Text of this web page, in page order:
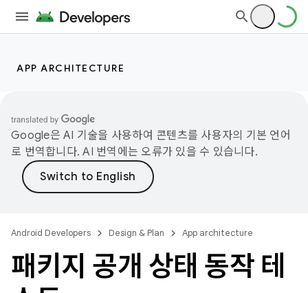
APP ARCHITECTURE
Google은 AI 기술을 사용하여 콘텐츠를 사용자의 기본 언어
로 번역합니다. AI 번역에는 오류가 있을 수 있습니다.
Android Developers Design & Plan App architecture
패키지 공개 상태 동작 테